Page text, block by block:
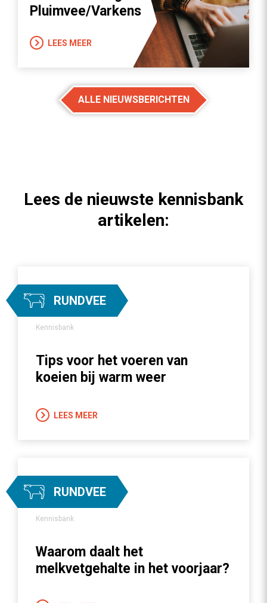
Pluimvee/Varkens
LEES MEER
ALLE NIEUWSBERICHTEN
Lees de nieuwste kennisbank
artikelen:
RUNDVEE
Kennisbank
Tips voor het voeren van
koeien bij warm weer
LEES MEER
RUNDVEE
Kennisbank
Waarom daalt het
melkvetgehalte in het voorjaar?